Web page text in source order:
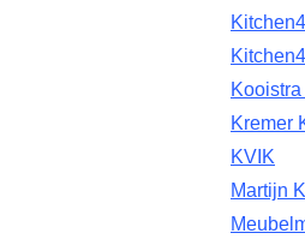
Kremer
KVIK
Martijn